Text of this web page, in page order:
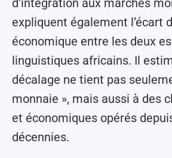
d’intégration aux marchés
expliquent également l’écart
économique entre les deux
linguistiques africains. Il
décalage ne tient pas
monnaie », mais aussi à des
et économiques opérés
décennies.